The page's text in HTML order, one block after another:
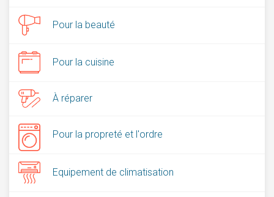
Pour la beauté
Pour la cuisine
À réparer
Pour la propreté et l'ordre
Equipement de climatisation